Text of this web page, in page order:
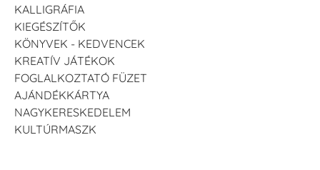
KALLIGRÁFIA
KIEGÉSZÍTŐK
KÖNYVEK - KEDVENCEK
KREATÍV JÁTÉKOK
FOGLALKOZTATÓ FÜZET
AJÁNDÉKKÁRTYA
NAGYKERESKEDELEM
KULTÚRMASZK